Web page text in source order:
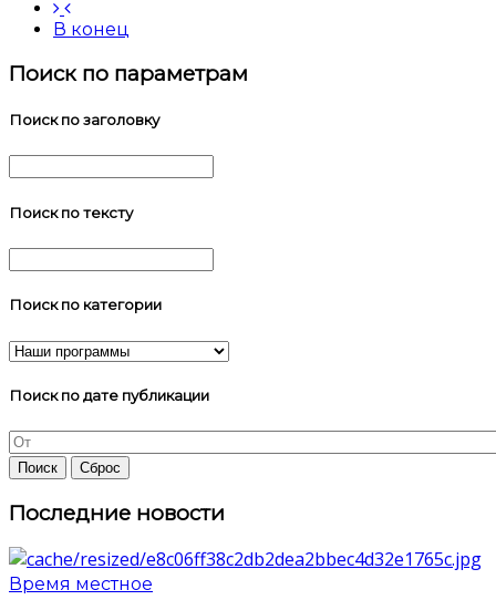
В конец
Поиск по параметрам
Поиск по заголовку
Поиск по тексту
Поиск по категории
Поиск по дате публикации
Последние новости
Время местное